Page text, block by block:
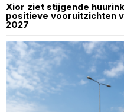
Xior ziet stijgende
positieve vooruitzichten
2027